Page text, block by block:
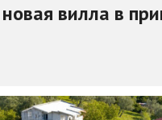
вилла в